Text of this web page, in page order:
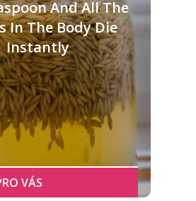
And All The
In The Body Die
Instantly